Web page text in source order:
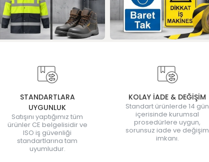
STANDARTLARA
UYGUNLUK
Satışını yaptığımız tüm
ürünler CE belgelisidir ve
ISO iş güvenliği
standartlarına tam
uyumludur.
KOLAY İADE & DEĞİŞİM
Standart ürünlerde 14 gün
içerisinde kurumsal
prosedürlere uygun,
sorunsuz iade ve değişim
imkanı.